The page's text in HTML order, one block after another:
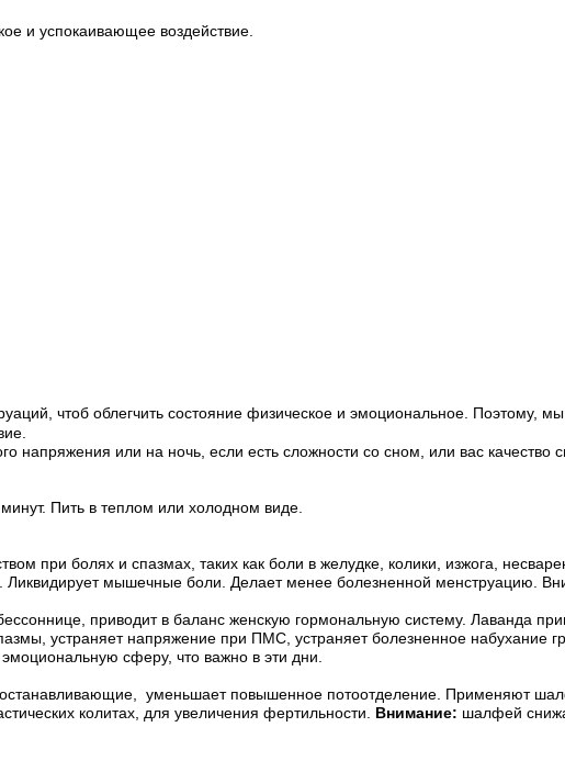
и успокаивающее воздействие.
чтоб облегчить состояние физическое и эмоциональное. Поэтому,
или на ночь, если есть сложности со сном, или вас качество
Пить в теплом или холодном виде.
при болях и спазмах, таких как боли в желудке, колики, изжога,
Ликвидирует мышечные боли. Делает менее болезненной менструацию.
приводит в баланс женскую гормональную систему. Лаванда
устраняет напряжение при ПМС, устраняет болезненное набухание
сферу, что важно в эти дни.
уменьшает повышенное потоотделение. Применяют
колитах, для увеличения фертильности. Внимание: шалфей